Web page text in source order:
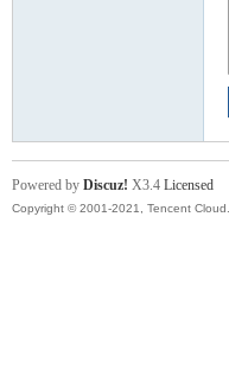
Powered by Discuz! X3.4 Licensed
Copyright © 2001-2021, Tencent Cloud.